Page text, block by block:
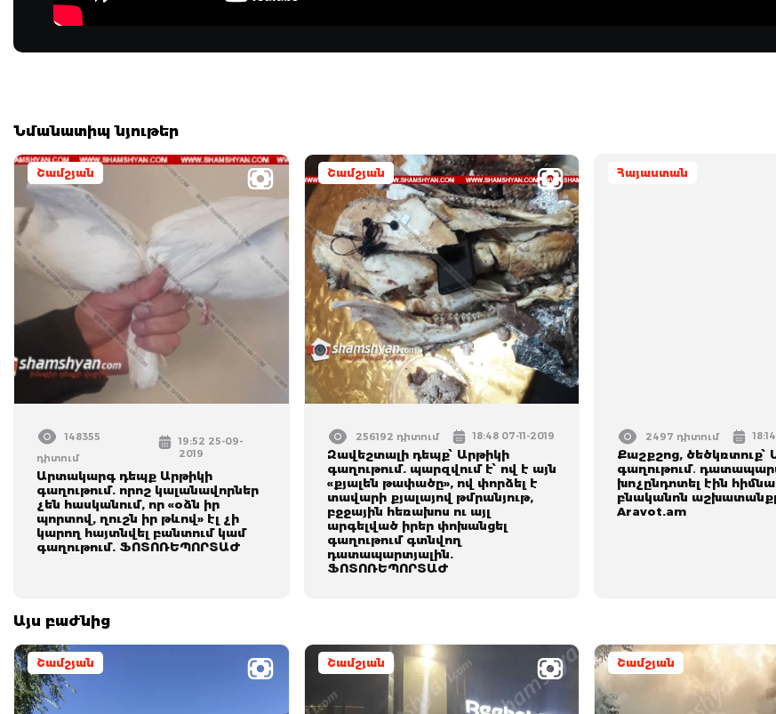
Նմանատիպ նյութեր
Շամշյան
148355
դիտում
19:52 25-09-
2019
Արտակարգ դեպք Արթիկի
գաղութում. որոշ կալանավորներ
չեն հասկանում, որ «օձն իր
պորտով, ղուշն իր թևով» էլ չի
կարող հայտնվել բանտում կամ
գաղութում. ՖՈՏՈՌԵՊՈՐՏԱԺ
Շամշյան
256192 դիտում 18:48 07-11-2019
Զավեշտալի դեպք՝ Արթիկի
գաղութում. պարզվում է՝ ով է այն
«քյալեն թափածը», ով փորձել է
տավարի քյալայով թմրանյութ,
բջջային հեռախոս ու այլ
արգելված իրեր փոխանցել
գաղութում գտնվող
դատապարտյալին.
ՖՈՏՈՌԵՊՈՐՏԱԺ
Հայաստան
2497 դիտում
Քաշքշոց, ծեծկռտուք՝
գաղութում․
խոչընդոտել էին
բնականոն
Aravot.am
Այս բաժնից
Շամշյան Շամշյան Շամշյան